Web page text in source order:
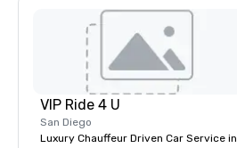
VIP Ride 4 U
San Diego
Luxury Chauffeur Driven Car Service in